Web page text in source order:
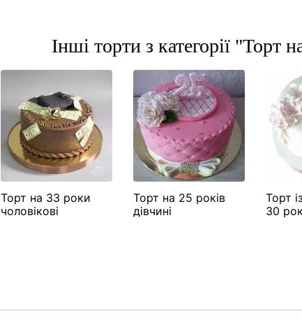
Інші торти з категорії "Торт
Торт на 33 роки
чоловікові
Торт на 25 років
дівчині
Торт
30